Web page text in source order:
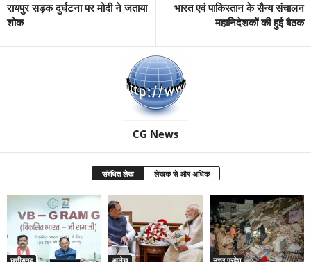
रायपुर सड़क दुर्घटना पर मोदी ने जताया
शोक
भारत एवं पाकिस्तान के सैन्य संचालन
महानिदेशकों की हुई बैठक
CG News
संबंधित लेख लेखक से और अधिक
छत्तीसगढ़ आलेख उत्तर प्रदेश